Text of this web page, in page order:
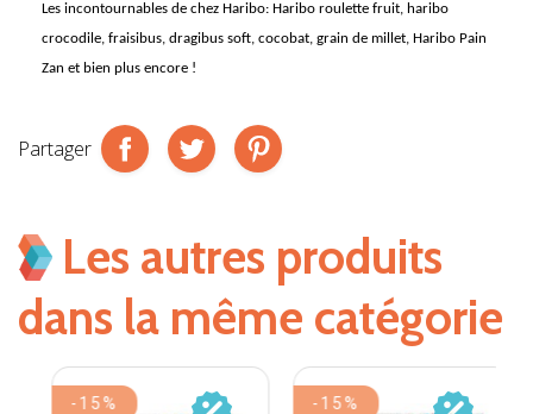
Les incontournables de chez Haribo: Haribo roulette fruit, haribo
crocodile, fraisibus, dragibus soft, cocobat, grain de millet, Haribo Pain
Zan et bien plus encore !
Partager
Les autres produits
dans la même catégorie
-15% -15%